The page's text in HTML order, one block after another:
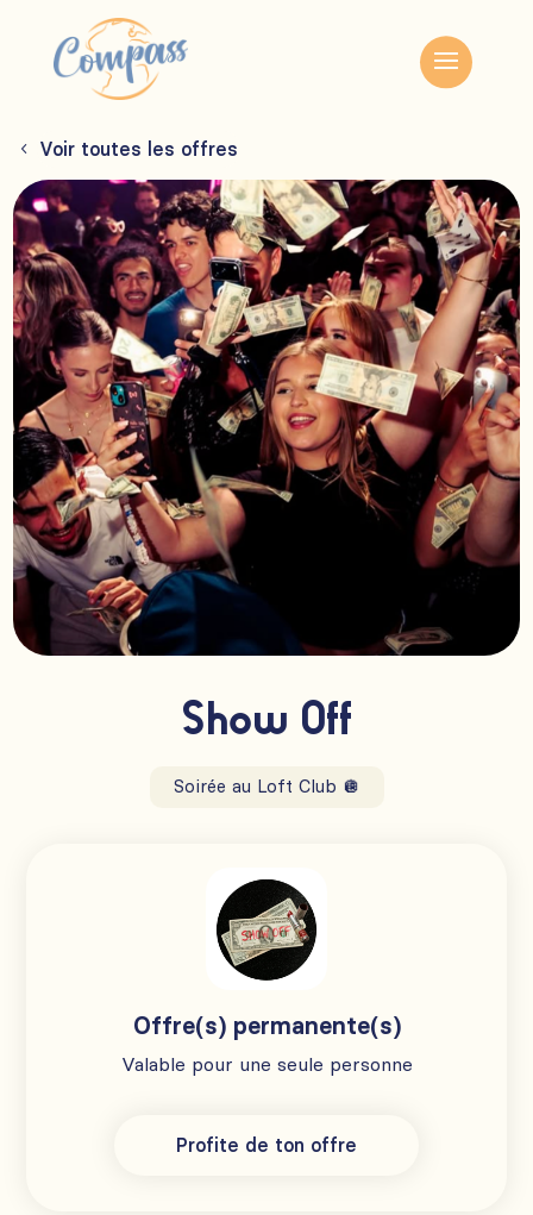
Voir toutes les offres
Show Off
Soirée au Loft Club 🪩
Offre(s) permanente(s)
Valable pour une seule personne
Profite de ton offre